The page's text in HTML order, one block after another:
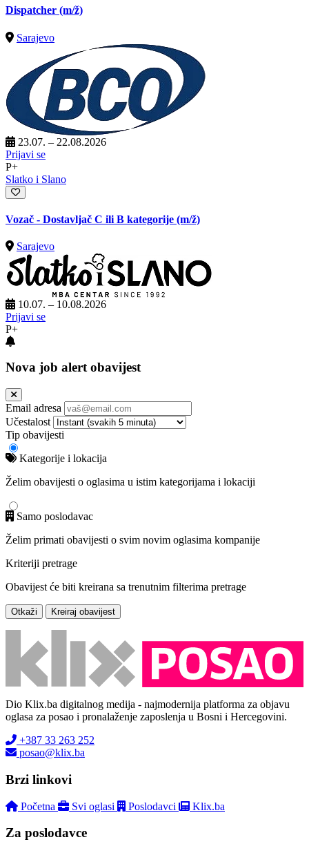
Dispatcher (m/ž)
Sarajevo
23.07. – 22.08.2026
Prijavi se
P+
Slatko i Slano
Vozač - Dostavljač C ili B kategorije (m/ž)
Sarajevo
10.07. – 10.08.2026
Prijavi se
P+
Nova job alert obavijest
Email adresa
Učestalost
Tip obavijesti
Kategorije i lokacija
Želim obavijesti o oglasima u istim kategorijama i lokaciji
Samo poslodavac
Želim primati obavijesti o svim novim oglasima kompanije
Kriteriji pretrage
Obavijest će biti kreirana sa trenutnim filterima pretrage
Otkaži Kreiraj obavijest
Dio Klix.ba digitalnog medija - najmodernija platforma za objavu
oglasa za posao i pronalaženje zaposlenja u Bosni i Hercegovini.
+387 33 263 252
posao@klix.ba
Brzi linkovi
Početna Svi oglasi Poslodavci Klix.ba
Za poslodavce